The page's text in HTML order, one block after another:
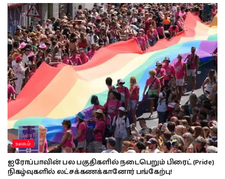
உலகம்
ஐரோப்பாவின் பல பகுதிகளில் நடைபெறும் பிரைட் (Pride)
நிகழ்வுகளில் லட்சக்கணக்கானோர் பங்கேற்பு!